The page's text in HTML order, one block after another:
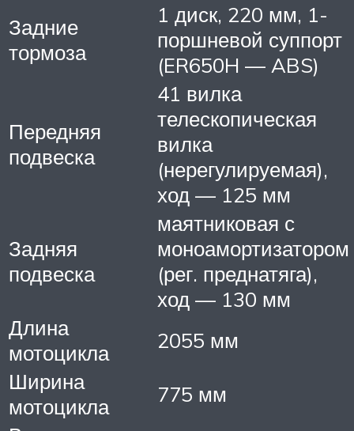
Задние
тормоза
1 диск, 220 мм, 1-
поршневой суппорт
(ER650H — ABS)
Передняя
подвеска
41 вилка
телескопическая
вилка
(нерегулируемая),
ход — 125 мм
Задняя
подвеска
маятниковая с
моноамортизатором
(рег. преднатяга),
ход — 130 мм
Длина
мотоцикла
2055 мм
Ширина
мотоцикла
775 мм